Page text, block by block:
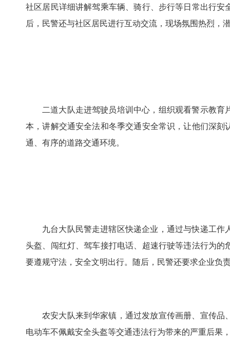
社区居民详细讲解驾乘车辆、骑行、步行等日常出行
后，民警还与社区居民进行互动交流，现场氛围热烈，
二道大队走进驾驶员培训中心，组织观看警示教
本，讲解交通安全法和冬季交通安全常识，让他们深
通、有序的道路交通环境。
九台大队民警走进辖区快递企业，通过与快递工
头盔、闯红灯、驾车接打电话、超速行驶等违法行为
要遵规守法，安全文明出行。随后，民警还要求企业负
农安大队来到华家镇，通过发放宣传画册、宣传
电动车不佩戴安全头盔等交通违法行为带来的严重后果